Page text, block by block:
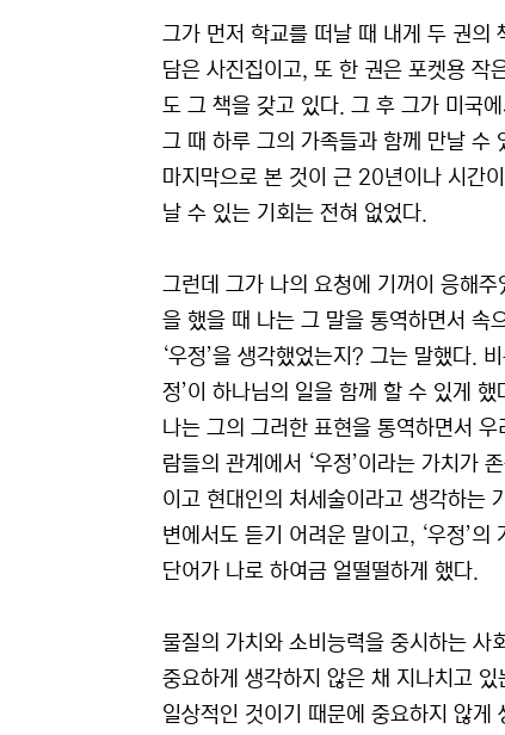
그가 먼저 학교를 떠날 때 내게 두 권의
담은 사진집이고, 또 한 권은 포켓용 작
도 그 책을 갖고 있다. 그 후 그가 미국
그 때 하루 그의 가족들과 함께 만날 수
마지막으로 본 것이 근 20년이나 시간
날 수 있는 기회는 전혀 없었다.
그런데 그가 나의 요청에 기꺼이 응해
을 했을 때 나는 그 말을 통역하면서 속
‘우정’을 생각했었는지? 그는 말했다.
정’이 하나님의 일을 함께 할 수 있게 했
나는 그의 그러한 표현을 통역하면서
람들의 관계에서 ‘우정’이라는 가치가
이고 현대인의 처세술이라고 생각하는
변에서도 듣기 어려운 말이고, ‘우정’
단어가 나로 하여금 얼떨떨하게 했다.
물질의 가치와 소비능력을 중시하는 사
중요하게 생각하지 않은 채 지나치고
일상적인 것이기 때문에 중요하지 않게